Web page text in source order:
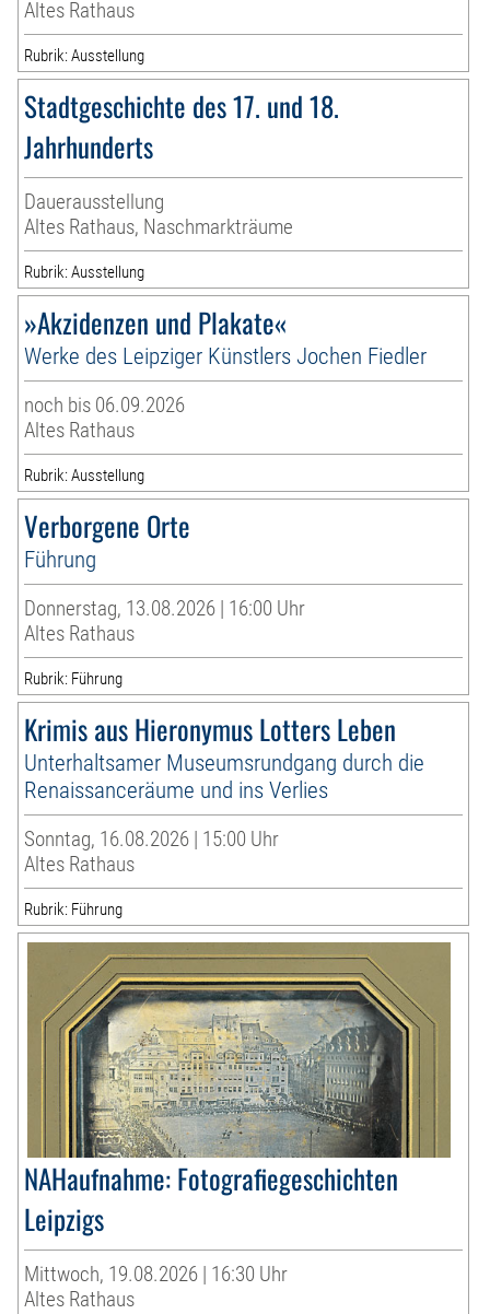
Altes Rathaus
Rubrik: Ausstellung
Stadtgeschichte des 17. und 18.
Jahrhunderts
Dauerausstellung
Altes Rathaus, Naschmarkträume
Rubrik: Ausstellung
»Akzidenzen und Plakate«
Werke des Leipziger Künstlers Jochen Fiedler
noch bis 06.09.2026
Altes Rathaus
Rubrik: Ausstellung
Verborgene Orte
Führung
Donnerstag, 13.08.2026 | 16:00 Uhr
Altes Rathaus
Rubrik: Führung
Krimis aus Hieronymus Lotters Leben
Unterhaltsamer Museumsrundgang durch die
Renaissanceräume und ins Verlies
Sonntag, 16.08.2026 | 15:00 Uhr
Altes Rathaus
Rubrik: Führung
NAHaufnahme: Fotografiegeschichten
Leipzigs
Mittwoch, 19.08.2026 | 16:30 Uhr
Altes Rathaus